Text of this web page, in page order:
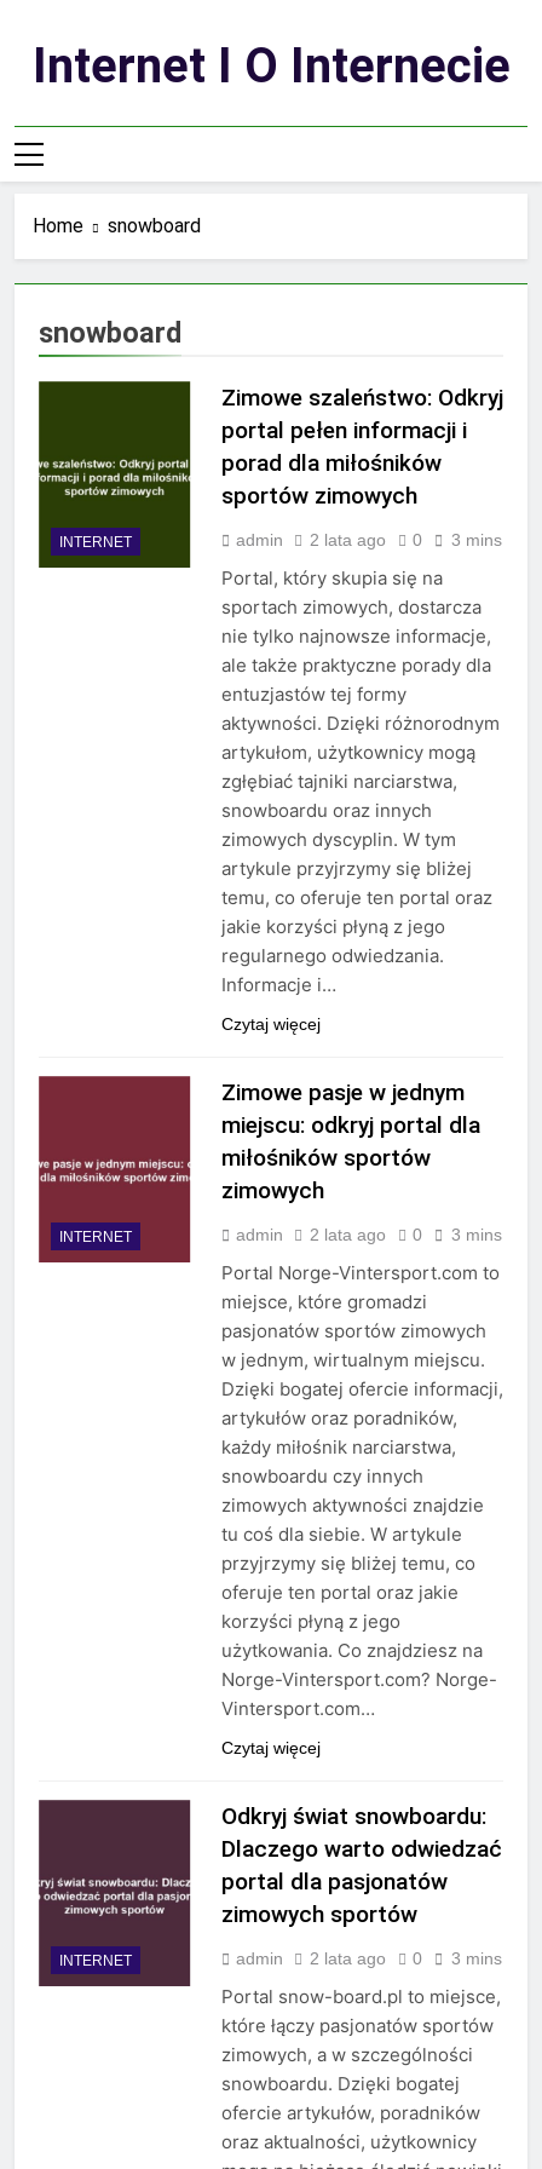
contentInternet I O Internecie
Home snowboard
snowboard
INTERNET
Zimowe szaleństwo: Odkryj
portal pełen informacji i
porad dla miłośników
sportów zimowych
admin 2 lata ago 0 3 mins
Portal, który skupia się na
sportach zimowych, dostarcza
nie tylko najnowsze informacje,
ale także praktyczne porady dla
entuzjastów tej formy
aktywności. Dzięki różnorodnym
artykułom, użytkownicy mogą
zgłębiać tajniki narciarstwa,
snowboardu oraz innych
zimowych dyscyplin. W tym
artykule przyjrzymy się bliżej
temu, co oferuje ten portal oraz
jakie korzyści płyną z jego
regularnego odwiedzania.
Informacje i…
Czytaj więcej
INTERNET
Zimowe pasje w jednym
miejscu: odkryj portal dla
miłośników sportów
zimowych
admin 2 lata ago 0 3 mins
Portal Norge-Vintersport.com to
miejsce, które gromadzi
pasjonatów sportów zimowych
w jednym, wirtualnym miejscu.
Dzięki bogatej ofercie informacji,
artykułów oraz poradników,
każdy miłośnik narciarstwa,
snowboardu czy innych
zimowych aktywności znajdzie
tu coś dla siebie. W artykule
przyjrzymy się bliżej temu, co
oferuje ten portal oraz jakie
korzyści płyną z jego
użytkowania. Co znajdziesz na
Norge-Vintersport.com? Norge-
Vintersport.com…
Czytaj więcej
INTERNET
Odkryj świat snowboardu:
Dlaczego warto odwiedzać
portal dla pasjonatów
zimowych sportów
admin 2 lata ago 0 3 mins
Portal snow-board.pl to miejsce,
które łączy pasjonatów sportów
zimowych, a w szczególności
snowboardu. Dzięki bogatej
ofercie artykułów, poradników
oraz aktualności, użytkownicy